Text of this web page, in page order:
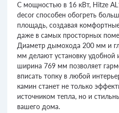
С мощностью в 16 кВт, Hitze
decor способен обогреть
площадь, создавая
даже в самых просторных
Диаметр дымохода 200 мм и
мм делают установку удобной
ширина 769 мм позволяет
вписать топку в любой
камин станет не только
источником тепла, но и
вашего дома.